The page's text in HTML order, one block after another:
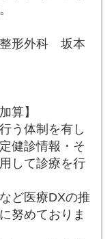
形外科 坂本
算】
う体制を有し
健診情報・そ
して診療を行
ど医療DXの推
努めておりま